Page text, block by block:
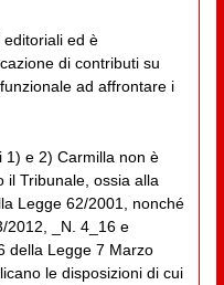
ed è
di contributi su
ad affrontare i
1) e 2) Carmilla non è
il Tribunale, ossia alla
Legge 62/2001, nonché
2012, _N. 4_16 e
della Legge 7 Marzo
le disposizioni di cui